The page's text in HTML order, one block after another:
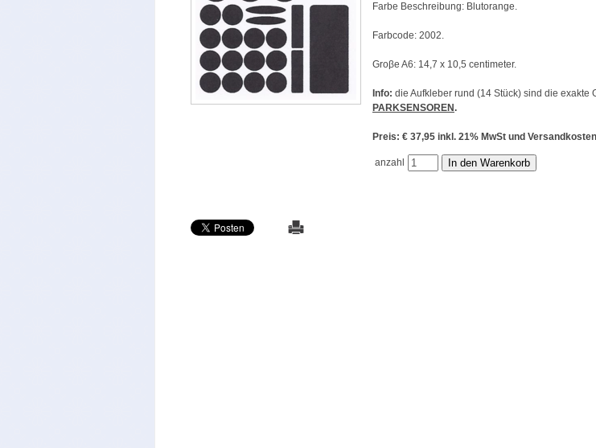
Farbe Beschreibung: Blutorange.
Farbcode: 2002.
Groβe A6: 14,7 x 10,5 centimeter.
Info: die Aufkleber rund (14 Stück) sind die exakte
PARKSENSOREN.
Preis: € 37,95 inkl. 21% MwSt und
anzahl